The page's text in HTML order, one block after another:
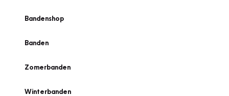
Bandenshop
Banden
Zomerbanden
Winterbanden